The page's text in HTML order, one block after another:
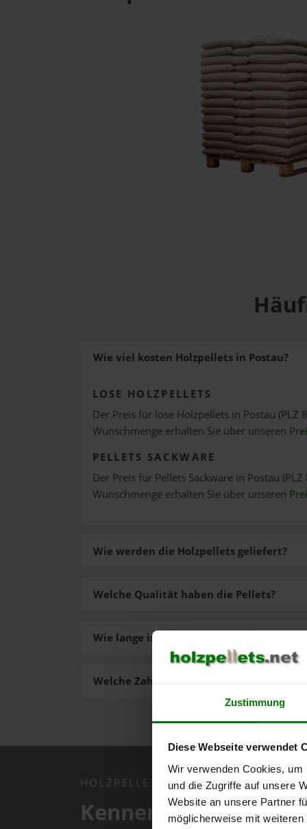
Zustimmung
Diese Webseite verwendet
Wir verwenden Cookies,
und die Zugriffe auf unsere
Website an unsere Partner
möglicherweise mit
Wie viel kosten Holzpellets in Postau?
LOSE HOLZPELLETS
Der Preis für lose Holzpellets in Postau (PLZ
Wunschmenge erhalten Sie über unseren
PELLETS SACKWARE
Der Preis für Pellets Sackware in Postau
Wunschmenge erhalten Sie über unseren
Wie werden die Holzpellets geliefert?
Welche Zahlungsarten gibt es?
Welche Qualität haben die Pellets?
Wie lange ist die Lieferzeit der Pellets?
HOLZPELLETS.NET APP
Kennen Sie schon